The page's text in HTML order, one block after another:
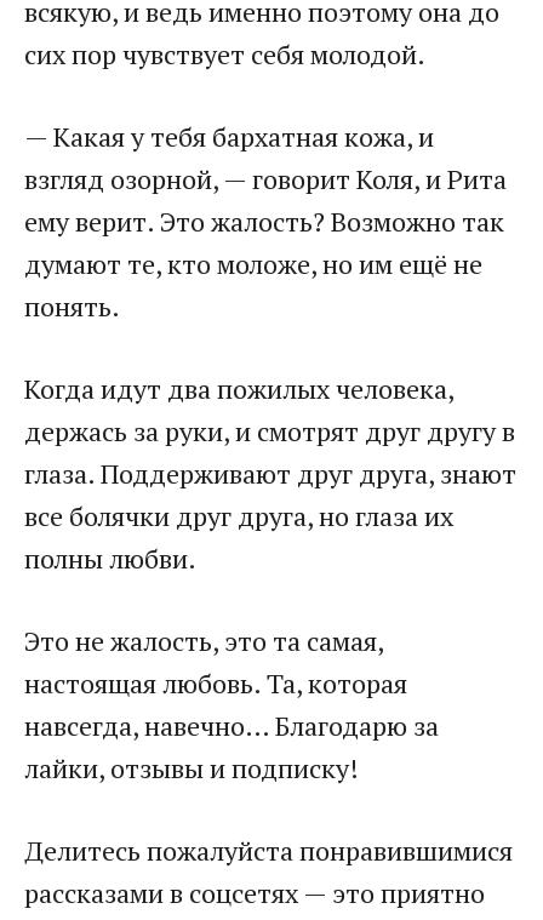
всякую, и ведь именно поэтому она до
сих пор чувствует себя молодой.
— Какая у тебя бархатная кожа, и
взгляд озорной, — говорит Коля, и Рита
ему верит. Это жалость? Возможно так
думают те, кто моложе, но им ещё не
понять.
Когда идут два пожилых человека,
держась за руки, и смотрят друг другу в
глаза. Поддерживают друг друга, знают
все болячки друг друга, но глаза их
полны любви.
Это не жалость, это та самая,
настоящая любовь. Та, которая
навсегда, навечно… Благодарю за
лайки, отзывы и подписку!
Делитесь пожалуйста понравившимися
рассказами в соцсетях — это приятно